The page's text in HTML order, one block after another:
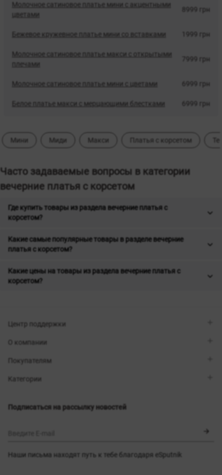
Молочное сатиновое платье мини с акцентными
цветами
8999 грн
Бежевое кружевное платье мини со вставками 1999 грн
Молочное сатиновое платье макси с открытыми
плечами
7999 грн
Молочное сатиновое платье мини с цветами 6999 грн
Белое платье макси с мерцающими блестками 6999 грн
Мини Миди Макси Платья с корсетом
Часто задаваемые вопросы в категории
вечерние платья с корсетом
Где купить товары из раздела вечерние платья с
корсетом?
Какие самые популярные товары в разделе вечерние
платья с корсетом?
Какие цены на товары из раздела вечерние платья с
корсетом?
Центр поддержки
Viber
Перезвоните мне
Контакты
О компании
О бренде
Магазины
Покупателям
Доставка
Сертификаты
Категории
Платья
Верхняя одежда
Подписаться на рассылку новостей
Наши письма находят путь к тебе благодаря eSputnik